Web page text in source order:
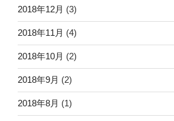
2018年12月 (3)
2018年11月 (4)
2018年10月 (2)
2018年9月 (2)
2018年8月 (1)